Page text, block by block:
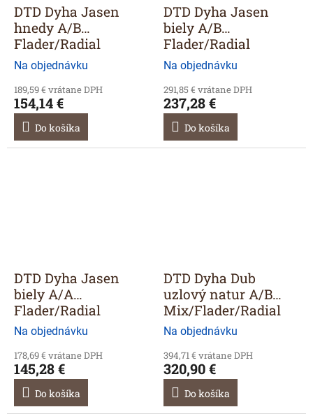
DTD Dyha Jasen
hnedy A/B
Flader/Radial
2520/1810/1
Na objednávku
189,59 € vrátane DPH
154,14 €
Do košíka
DTD Dyha Jasen
biely A/B
Flader/Radial
2800/2070/1
Na objednávku
291,85 € vrátane DPH
237,28 €
Do košíka
DTD Dyha Jasen
biely A/A
Flader/Radial
2810/1810/9
Na objednávku
178,69 € vrátane DPH
145,28 €
Do košíka
DTD Dyha Dub
uzlový natur A/B
Mix/Flader/Radial
28
Na objednávku
394,71 € vrátane DPH
320,90 €
Do košíka